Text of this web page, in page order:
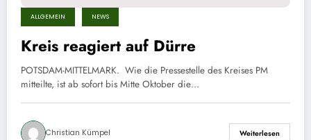
ALLGEMEIN NEWS
Kreis reagiert auf Dürre
POTSDAM-MITTELMARK. Wie die Pressestelle des Kreises PM
mitteilte, ist ab sofort bis Mitte Oktober die…
Christian Kümpel Weiterlesen